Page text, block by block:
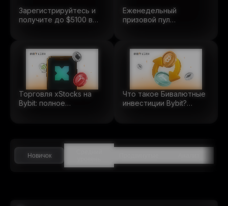
Зарегистрируйтесь и
получите до $5100 в
Еженедельный
призовой пул
Торговля xStocks на
Bybit: полное
Что такое Бивалютные
инвестиции Bybit?
Новичок